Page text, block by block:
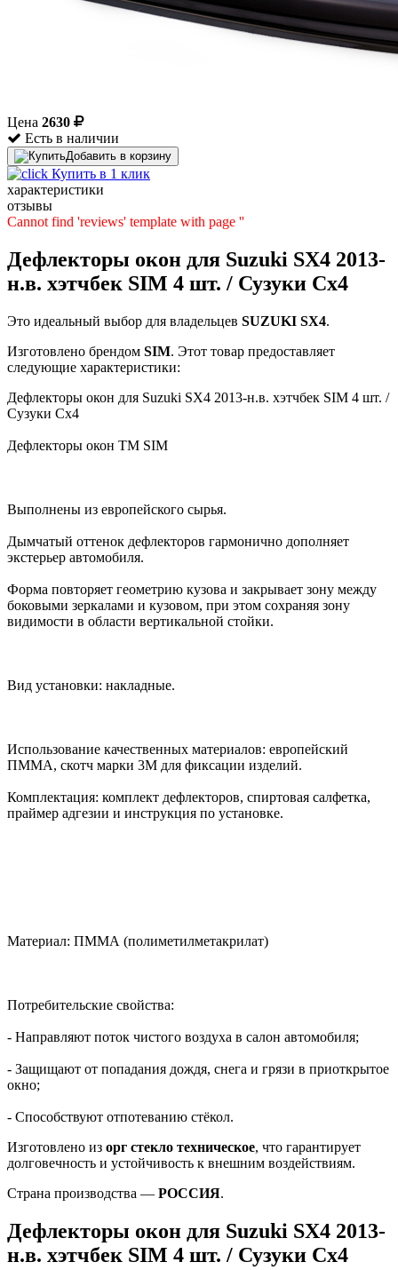
Цена 2630
Есть в наличии
Добавить в корзину
Купить в 1 клик
характеристики
отзывы
Cannot find 'reviews' template with page ''
Дефлекторы окон для Suzuki SX4 2013-
н.в. хэтчбек SIM 4 шт. / Сузуки Сх4
Это идеальный выбор для владельцев SUZUKI SX4.
Изготовлено брендом SIM. Этот товар предоставляет
следующие характеристики:
Дефлекторы окон для Suzuki SX4 2013-н.в. хэтчбек SIM 4 шт. /
Сузуки Сх4
Дефлекторы окон TM SIM
Выполнены из европейского сырья.
Дымчатый оттенок дефлекторов гармонично дополняет
экстерьер автомобиля.
Форма повторяет геометрию кузова и закрывает зону между
боковыми зеркалами и кузовом, при этом сохраняя зону
видимости в области вертикальной стойки.
Вид установки: накладные.
Использование качественных материалов: европейский
ПММА, скотч марки 3М для фиксации изделий.
Комплектация: комплект дефлекторов, спиртовая салфетка,
праймер адгезии и инструкция по установке.
Материал: ПММА (полиметилметакрилат)
Потребительские свойства:
- Направляют поток чистого воздуха в салон автомобиля;
- Защищают от попадания дождя, снега и грязи в приоткрытое
окно;
- Способствуют отпотеванию стёкол.
Изготовлено из орг стекло техническое, что гарантирует
долговечность и устойчивость к внешним воздействиям.
Страна производства — РОССИЯ.
Дефлекторы окон для Suzuki SX4 2013-
н.в. хэтчбек SIM 4 шт. / Сузуки Сх4